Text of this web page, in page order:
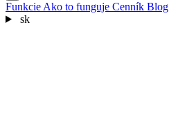
Funkcie Ako to funguje Cenník Blog
sk